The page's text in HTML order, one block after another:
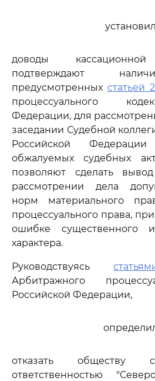
доводы
подтверждают
предусмотренных статьей
процессуального
Федерации, для
заседании Судебной
Российской
обжалуемых судебных
позволяют сделать
рассмотрении дела
норм материального
процессуального права,
ошибке существенного
характера.
Руководствуясь
Арбитражного
Российской Федерации,
отказать обществу
ответственностью